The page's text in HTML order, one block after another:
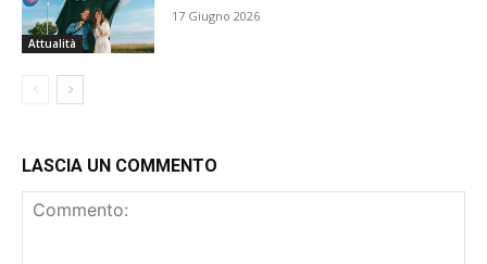
Attualità
17 Giugno 2026
LASCIA UN COMMENTO